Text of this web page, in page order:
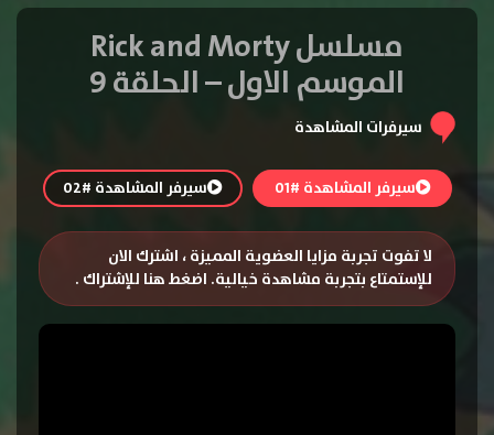
مسلسل Rick and Morty
الموسم الاول – الحلقة 9
سيرفرات المشاهدة
سيرفر المشاهدة #01 سيرفر المشاهدة #02
لا تفوت تجربة مزايا العضوية المميزة ، اشترك الان
للإستمتاع بتجربة مشاهدة خيالية. اضغط هنا للإشتراك .